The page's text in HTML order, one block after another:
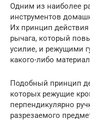
Одним из наиболее
инструментов
Их принцип
рычага, который
усилие, и режущими
какого-либо
Подобный принцип
которых режущие
перпендикулярно
разрезаемого